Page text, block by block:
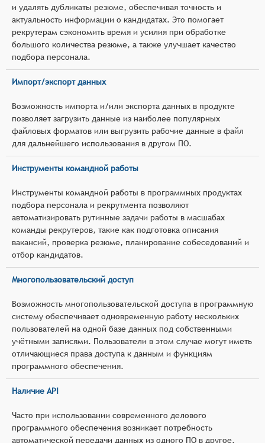
и удалять дубликаты резюме, обеспечивая точность и
актуальность информации о кандидатах. Это помогает
рекрутерам сэкономить время и усилия при обработке
большого количества резюме, а также улучшает качество
подбора персонала.
Импорт/экспорт данных
Возможность импорта и/или экспорта данных в продукте
позволяет загрузить данные из наиболее популярных
файловых форматов или выгрузить рабочие данные в файл
для дальнейшего использования в другом ПО.
Инструменты командной работы
Инструменты командной работы в программных продуктах
подбора персонала и рекрутмента позволяют
автоматизировать рутинные задачи работы в масшабах
команды рекрутеров, такие как подготовка описания
вакансий, проверка резюме, планирование собеседований и
отбор кандидатов.
Многопользовательский доступ
Возможность многопользовательской доступа в программную
систему обеспечивает одновременную работу нескольких
пользователей на одной базе данных под собственными
учётными записями. Пользователи в этом случае могут иметь
отличающиеся права доступа к данным и функциям
программного обеспечения.
Наличие API
Часто при использовании современного делового
программного обеспечения возникает потребность
автоматической передачи данных из одного ПО в другое.